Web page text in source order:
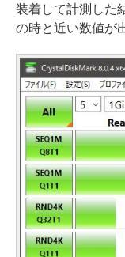
装着して計測した
の時と近い数値が